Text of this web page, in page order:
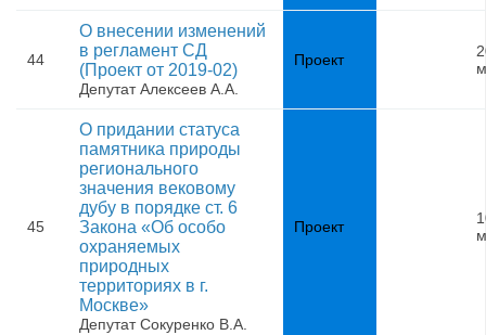
44
О внесении изменений
в регламент СД
(Проект от 2019-02)
Депутат Алексеев А.А.
Проект
45
О придании статуса
памятника природы
регионального
значения вековому
дубу в порядке ст. 6
Закона «Об особо
охраняемых
природных
территориях в г.
Москве»
Депутат Сокуренко В.А.
Проект